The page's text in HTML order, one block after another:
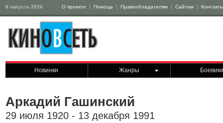
8 августа 2026 О проекте Помощь Правообладателям Сайтам Контакты
Новинки Жанры Боевики
Аркадий Гашинский
29 июля 1920 - 13 декабря 1991